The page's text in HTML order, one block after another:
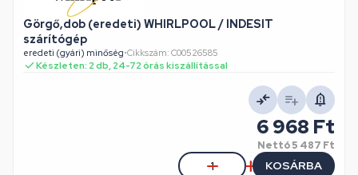
Görgő,dob (eredeti) WHIRLPOOL / INDESIT
szárítógép
eredeti (gyári) minőség•Cikkszám: C00526585
Készleten: 2 db, 24-72 órás kiszállítással
6 968 Ft
Nettó5 487 Ft
KOSÁRBA